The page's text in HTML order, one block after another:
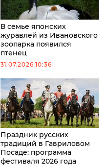
В семье японских
журавлей из Ивановского
зоопарка появился
птенец
31.07.2026 10:36
Праздник русских
традиций в Гавриловом
Посаде: программа
фестиваля 2026 года